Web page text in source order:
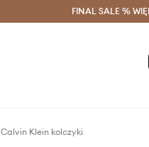
Oszczędzaj z Answear Club >
FINAL SALE %
Calvin Klein kolczyki